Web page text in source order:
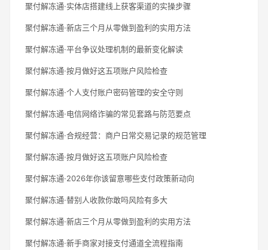
聚付解冻通·实体店搭建线上获客渠道的实操步骤
聚付解冻通·新店三个月从零做到盈利的实用方法
聚付解冻通·平台争议处理机制的最新变化解读
聚付解冻通·按月做好这五项账户风险检查
聚付解冻通·个人支付账户密码管理的安全守则
聚付解冻通·电信网络诈骗的常见套路与防范要点
聚付解冻通·合规经营：商户日常交易记录的规范管理
聚付解冻通·按月做好这五项账户风险检查
聚付解冻通·2026年你该留意哪些支付政策新动向
聚付解冻通·替别人收款你敢吗风险有多大
聚付解冻通·新店三个月从零做到盈利的实用方法
聚付解冻通·新手商家对接支付通道全流程指南